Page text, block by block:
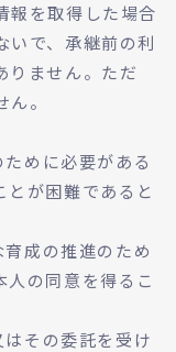
報を取得した場合
いで、承継前の利
りません。ただ
。
めに必要がある
が困難であると
成の推進のため
人の同意を得るこ
その委託を受け